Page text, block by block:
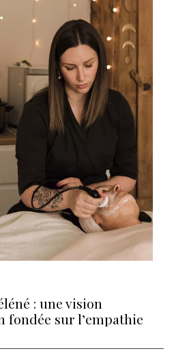
: une vision
fondée sur l’empathie